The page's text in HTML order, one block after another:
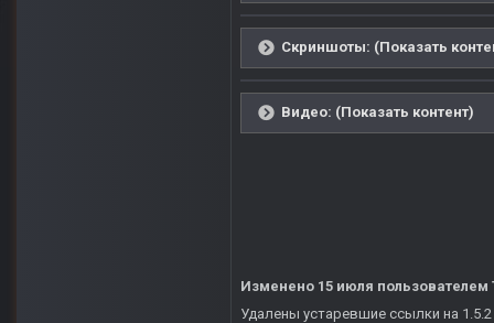
Скриншоты: (Показать
Видео: (Показать контент)
Изменено 15 июля
Удалены устаревшие ссылки на 1.5.2